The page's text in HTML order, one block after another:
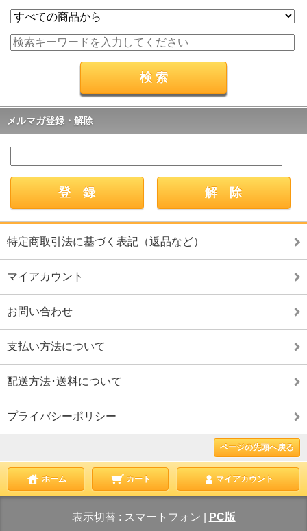
メルマガ登録・解除
特定商取引法に基づく表記（返品など）
マイアカウント
お問い合わせ
支払い方法について
配送方法･送料について
プライバシーポリシー
ページの先頭へ戻る
ホーム カート マイアカウント
表示切替 : スマートフォン PC版